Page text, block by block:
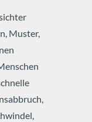
Muster,